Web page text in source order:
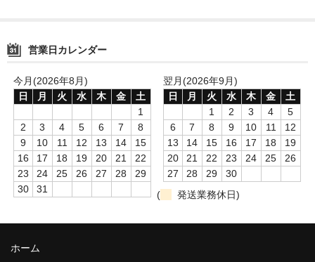
商品
お勧め商品
新商品
商品ジャンル
営業日カレンダー
今月(2026年8月)
日
月 火 水 木 金
土
1
2
3 4 5 6 7
8
9
10 11 12 13 14
15
16
17 18 19 20 21
22
23
24 25 26 27 28
29
30
31
翌月(2026年9月)
日
月 火 水 木 金
土
1
2 3 4
5
6
7 8 9 10 11
12
13
14 15 16 17 18
19
20
21 22 23 24 25
26
27
28 29
30
(
発送業務休日)
ホーム